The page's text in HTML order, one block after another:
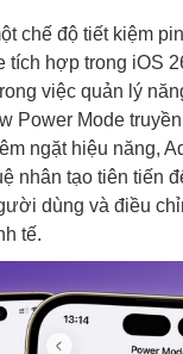
chế độ tiết kiệm
tích hợp trong iOS
việc quản lý
Power Mode
ngặt hiệu năng,
nhân tạo tiên tiến
dùng và điều
tế.